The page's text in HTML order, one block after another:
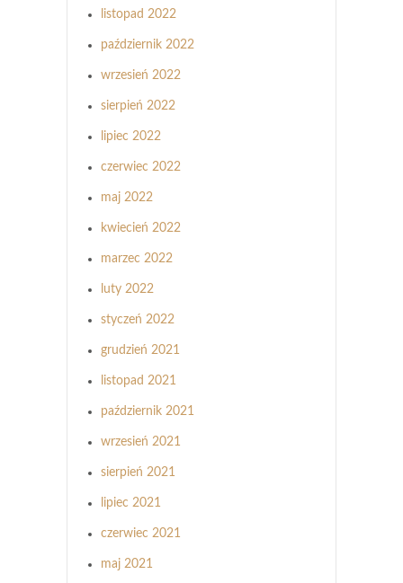
listopad 2022
październik 2022
wrzesień 2022
sierpień 2022
lipiec 2022
czerwiec 2022
maj 2022
kwiecień 2022
marzec 2022
luty 2022
styczeń 2022
grudzień 2021
listopad 2021
październik 2021
wrzesień 2021
sierpień 2021
lipiec 2021
czerwiec 2021
maj 2021